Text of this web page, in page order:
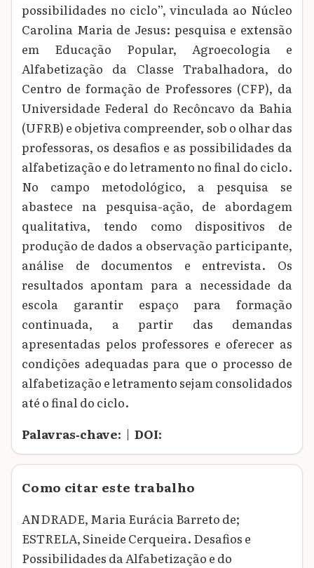
possibilidades no ciclo”, vinculada ao Núcleo
Carolina Maria de Jesus: pesquisa e extensão
em Educação Popular, Agroecologia e
Alfabetização da Classe Trabalhadora, do
Centro de formação de Professores (CFP), da
Universidade Federal do Recôncavo da Bahia
(UFRB) e objetiva compreender, sob o olhar das
professoras, os desafios e as possibilidades da
alfabetização e do letramento no final do ciclo.
No campo metodológico, a pesquisa se
abastece na pesquisa-ação, de abordagem
qualitativa, tendo como dispositivos de
produção de dados a observação participante,
análise de documentos e entrevista. Os
resultados apontam para a necessidade da
escola garantir espaço para formação
continuada, a partir das demandas
apresentadas pelos professores e oferecer as
condições adequadas para que o processo de
alfabetização e letramento sejam consolidados
até o final do ciclo.
Palavras‑chave: | DOI:
Como citar este trabalho
ANDRADE, Maria Eurácia Barreto de;
ESTRELA, Sineide Cerqueira. Desafios e
Possibilidades da Alfabetização e do